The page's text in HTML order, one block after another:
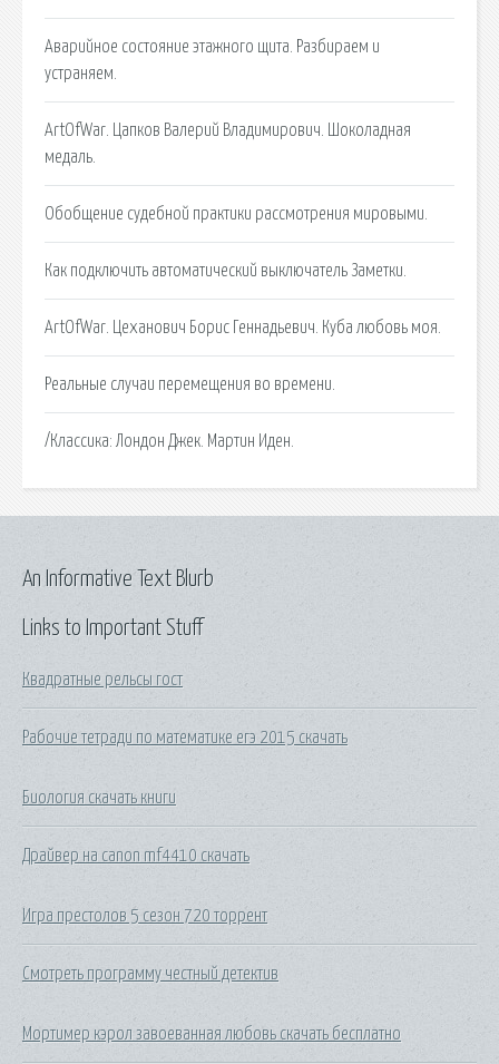
Аварийное состояние этажного щита. Разбираем и
устраняем.
ArtOfWar. Цапков Валерий Владимирович. Шоколадная
медаль.
Обобщение судебной практики рассмотрения мировыми.
Как подключить автоматический выключатель Заметки.
ArtOfWar. Цеханович Борис Геннадьевич. Куба любовь моя.
Реальные случаи перемещения во времени.
/Классика: Лондон Джек. Мартин Иден.
Links to Important Stuff
Квадратные рельсы гост
Рабочие тетради по математике егэ 2015 скачать
Биология скачать книги
Драйвер на canon mf4410 скачать
Игра престолов 5 сезон 720 торрент
Смотреть программу честный детектив
Мортимер кэрол завоеванная любовь скачать бесплатно
An Informative Text Blurb